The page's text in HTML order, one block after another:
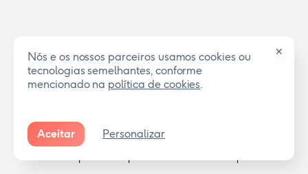
Explora a nossa rede credenciada de
Procuras uma creche ou jardim-de-infância noutro distrito? É
possível pagar com os vales infância Coverflex em instituições
Nós e os nossos parceiros usamos cookies ou
tecnologias semelhantes, conforme
mencionado na política de cookies.
Aceitar Personalizar
✕